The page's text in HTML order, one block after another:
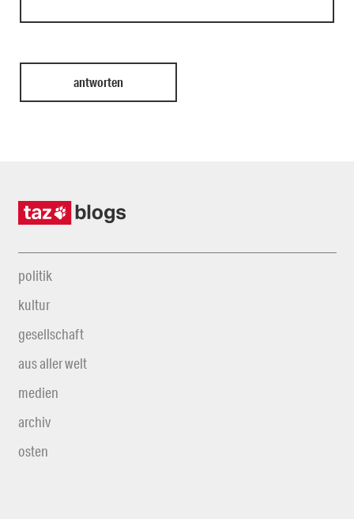
politik
kultur
gesellschaft
aus aller welt
medien
archiv
osten